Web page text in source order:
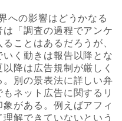
への影響はどうかなる
「調査の過程でアンケ
ことはあるだろうが、
く動きは報告以降とな
降は広告規制が厳しく
別の景表法に詳しい弁
ネット広告に関するリ
がある。例えばアフィ
解できていないという